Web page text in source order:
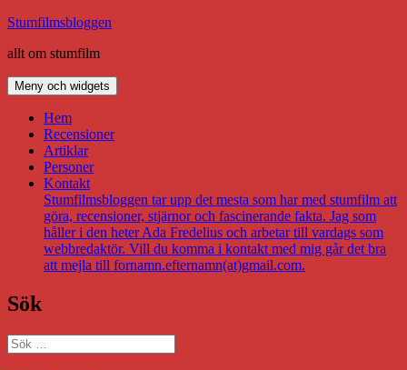
Hoppa
innehåll
Stumfilmsbloggen
allt om stumfilm
Meny och widgets
Hem
Recensioner
Artiklar
Personer
Kontakt
Stumfilmsbloggen tar upp det mesta som har med stumfilm att
göra, recensioner, stjärnor och fascinerande fakta. Jag som
håller i den heter Ada Fredelius och arbetar till vardags som
webbredaktör. Vill du komma i kontakt med mig går det bra
att mejla till fornamn.efternamn(at)gmail.com.
Sök
Sök
efter: